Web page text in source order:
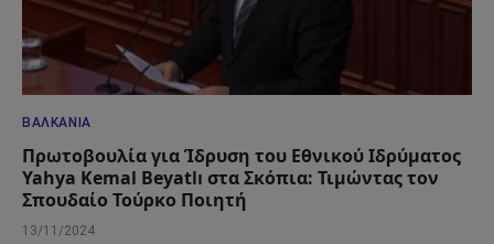
ΒΑΛΚΆΝΙΑ
Πρωτοβουλία για Ίδρυση του Εθνικού Ιδρύματος
Yahya Kemal Beyatlı στα Σκόπια: Τιμώντας τον
Σπουδαίο Τούρκο Ποιητή
13/11/2024